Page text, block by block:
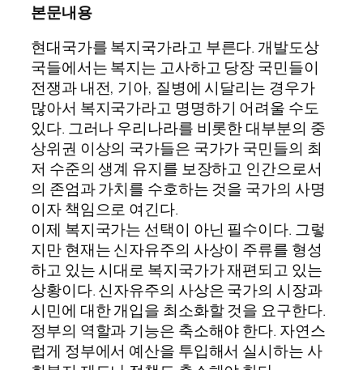
본문내용
현대국가를 복지국가라고 부른다. 개발도상
국들에서는 복지는 고사하고 당장 국민들이
전쟁과 내전, 기아, 질병에 시달리는 경우가
많아서 복지국가라고 명명하기 어려울 수도
있다. 그러나 우리나라를 비롯한 대부분의 중
상위권 이상의 국가들은 국가가 국민들의 최
저 수준의 생계 유지를 보장하고 인간으로서
의 존엄과 가치를 수호하는 것을 국가의 사명
이자 책임으로 여긴다.
이제 복지국가는 선택이 아닌 필수이다. 그렇
지만 현재는 신자유주의 사상이 주류를 형성
하고 있는 시대로 복지국가가 재편되고 있는
상황이다. 신자유주의 사상은 국가의 시장과
시민에 대한 개입을 최소화할 것을 요구한다.
정부의 역할과 기능은 축소해야 한다. 자연스
럽게 정부에서 예산을 투입해서 실시하는 사